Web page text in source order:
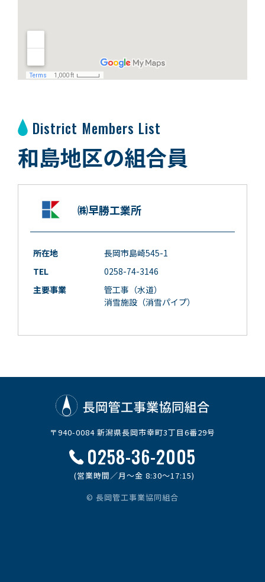
District Members List
和島地区の組合員
㈱早勝工業所
所在地
長岡市島崎545-1
TEL
0258-74-3146
主要事業
管工事（水道）
消雪施設（消雪パイプ）
〒940-0084 新潟県長岡市幸町3丁目6番29号
0258-36-2005
(営業時間／月～金 8:30～17:15)
© 長岡管工事業協同組合